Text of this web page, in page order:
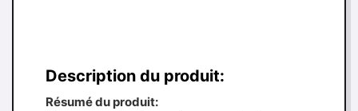
Description du produit:
Résumé du produit: